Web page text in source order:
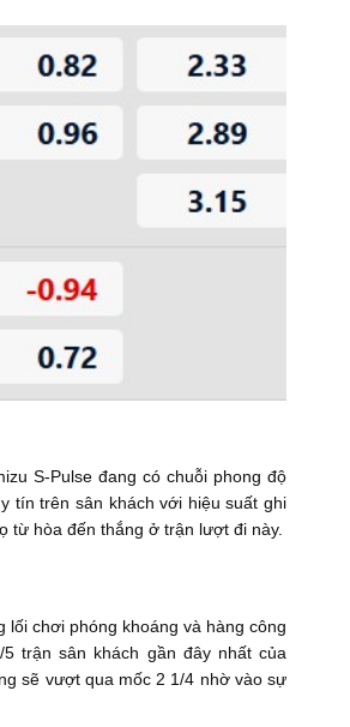
S-Pulse đang có chuỗi phong độ
tín trên sân khách với hiệu suất ghi
từ hòa đến thắng ở trận lượt đi này.
chơi phóng khoáng và hàng công
trận sân khách gần đây nhất của
sẽ vượt qua mốc 2 1/4 nhờ vào sự